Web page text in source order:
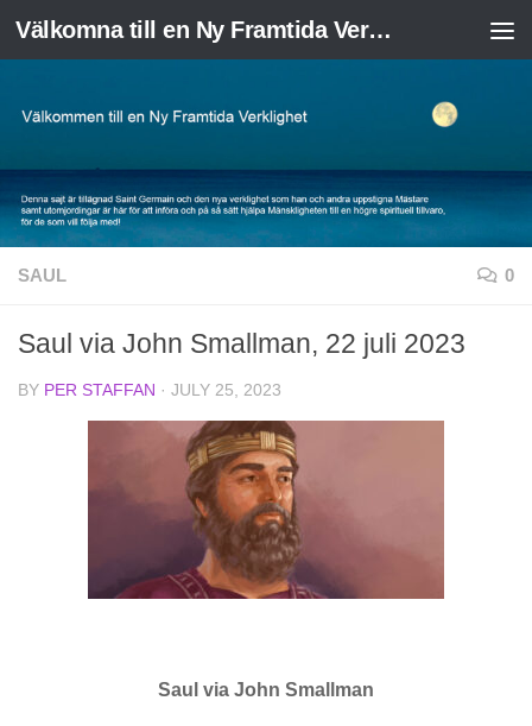
Skip to content Välkomna till en Ny Framtida Verklighet
SAUL 0
Saul via John Smallman, 22 juli 2023
BY PER STAFFAN · JULY 25, 2023
Saul via John Smallman